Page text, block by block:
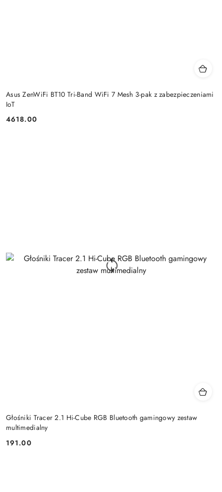
Asus ZenWiFi BT10 Tri-Band WiFi 7 Mesh 3-pak z zabezpieczeniami
IoT
Cena:
4618.00
Głośniki Tracer 2.1 Hi-Cube RGB Bluetooth gamingowy zestaw
multimedialny
Cena:
191.00